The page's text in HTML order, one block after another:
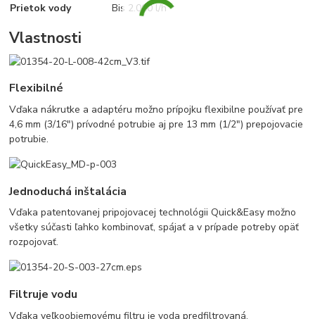
Prietok vody
Bis 2.000 l/h
Vlastnosti
Flexibilné
Vďaka nákrutke a adaptéru možno prípojku flexibilne používať pre
4,6 mm (3/16") prívodné potrubie aj pre 13 mm (1/2") prepojovacie
potrubie.
Jednoduchá inštalácia
Vďaka patentovanej pripojovacej technológii Quick&Easy možno
všetky súčasti ľahko kombinovať, spájať a v prípade potreby opäť
rozpojovať.
Filtruje vodu
Vďaka veľkoobjemovému filtru je voda predfiltrovaná.